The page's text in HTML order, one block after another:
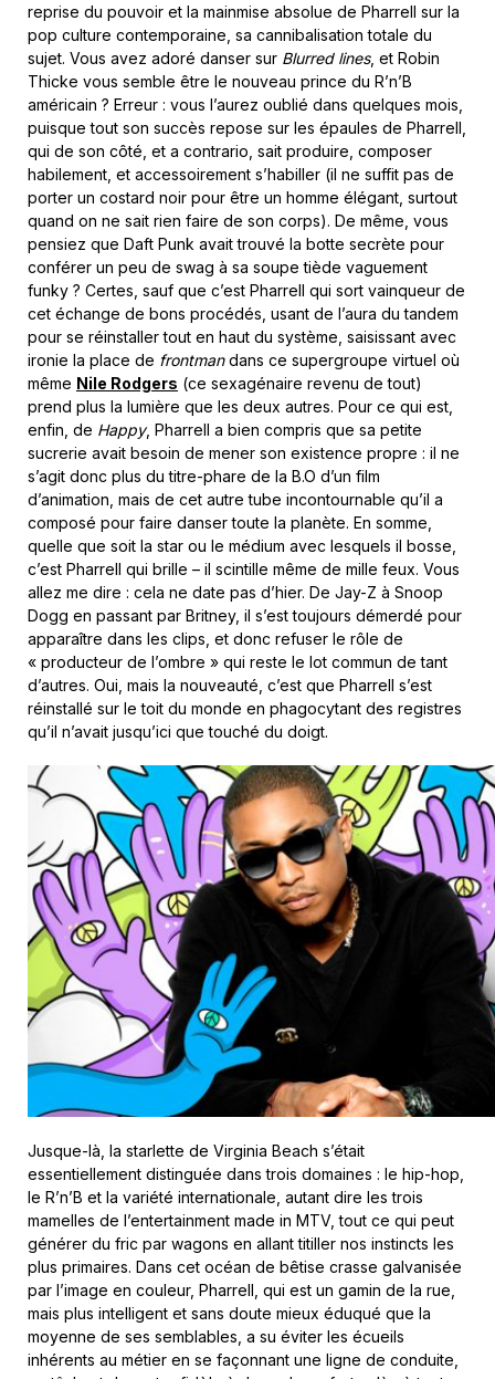
reprise du pouvoir et la mainmise absolue de Pharrell sur la
pop culture contemporaine, sa cannibalisation totale du
sujet. Vous avez adoré danser sur Blurred lines, et Robin
Thicke vous semble être le nouveau prince du R’n’B
américain ? Erreur : vous l’aurez oublié dans quelques mois,
puisque tout son succès repose sur les épaules de Pharrell,
qui de son côté, et a contrario, sait produire, composer
habilement, et accessoirement s’habiller (il ne suffit pas de
porter un costard noir pour être un homme élégant, surtout
quand on ne sait rien faire de son corps). De même, vous
pensiez que Daft Punk avait trouvé la botte secrète pour
conférer un peu de swag à sa soupe tiède vaguement
funky ? Certes, sauf que c’est Pharrell qui sort vainqueur de
cet échange de bons procédés, usant de l’aura du tandem
pour se réinstaller tout en haut du système, saisissant avec
ironie la place de frontmandans ce supergroupe virtuel où
même Nile Rodgers (ce sexagénaire revenu de tout)
prend plus la lumière que les deux autres. Pour ce qui est,
enfin, de Happy, Pharrell a bien compris que sa petite
sucrerie avait besoin de mener son existence propre : il ne
s’agit donc plus du titre-phare de la B.O d’un film
d’animation, mais de cet autre tube incontournable qu’il a
composé pour faire danser toute la planète. En somme,
quelle que soit la star ou le médium avec lesquels il bosse,
c’est Pharrell qui brille – il scintille même de mille feux. Vous
allez me dire : cela ne date pas d’hier. De Jay-Z à Snoop
Dogg en passant par Britney, il s’est toujours démerdé pour
apparaître dans les clips, et donc refuser le rôle de
« producteur de l’ombre » qui reste le lot commun de tant
d’autres. Oui, mais la nouveauté, c’est que Pharrell s’est
réinstallé sur le toit du monde en phagocytant des registres
qu’il n’avait jusqu’ici que touché du doigt.
Jusque-là, la starlette de Virginia Beach s’était
essentiellement distinguée dans trois domaines : le hip-hop,
le R’n’B et la variété internationale, autant dire les trois
mamelles de l’entertainment made in MTV, tout ce qui peut
générer du fric par wagons en allant titiller nos instincts les
plus primaires. Dans cet océan de bêtise crasse galvanisée
par l’image en couleur, Pharrell, qui est un gamin de la rue,
mais plus intelligent et sans doute mieux éduqué que la
moyenne de ses semblables, a su éviter les écueils
inhérents au métier en se façonnant une ligne de conduite,